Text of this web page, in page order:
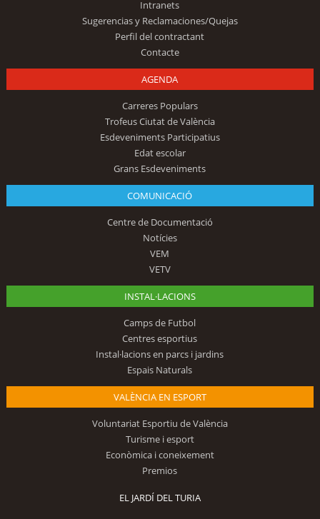
Intranets
Sugerencias y Reclamaciones/Quejas
Perfil del contractant
Contacte
AGENDA
Carreres Populars
Trofeus Ciutat de València
Esdeveniments Participatius
Edat escolar
Grans Esdeveniments
COMUNICACIÓ
Centre de Documentació
Notícies
VEM
VETV
INSTAL·LACIONS
Camps de Futbol
Centres esportius
Instal·lacions en parcs i jardins
Espais Naturals
VALÈNCIA EN ESPORT
Voluntariat Esportiu de València
Turisme i esport
Econòmica i coneixement
Premios
EL JARDÍ DEL TURIA